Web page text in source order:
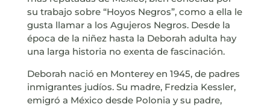
su trabajo sobre “Hoyos Negros”, como a ella le
gusta llamar a los Agujeros Negros. Desde la
época de la niñez hasta la Deborah adulta hay
una larga historia no exenta de fascinación.
Deborah nació en Monterey en 1945, de padres
inmigrantes judíos. Su madre, Fredzia Kessler,
emigró a México desde Polonia y su padre,